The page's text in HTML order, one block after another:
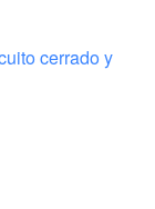
cerrado y